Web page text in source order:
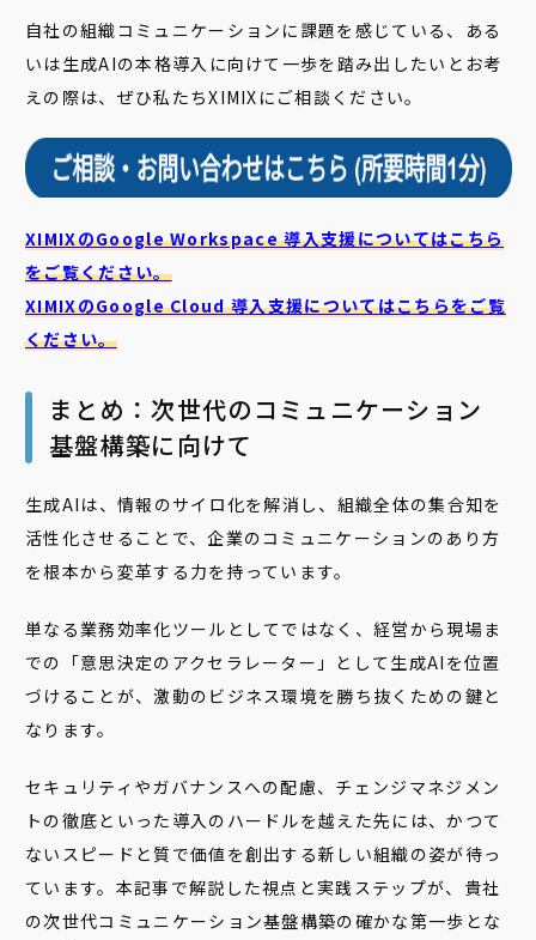
自社の組織コミュニケーションに課題を感じている、ある
いは生成AIの本格導入に向けて一歩を踏み出したいとお考
えの際は、ぜひ私たちXIMIXにご相談ください。
XIMIXのGoogle Workspace 導入支援についてはこちら
をご覧ください。
XIMIXのGoogle Cloud導入支援についてはこちらをご覧
ください。
まとめ：次世代のコミュニケーション
基盤構築に向けて
生成AIは、情報のサイロ化を解消し、組織全体の集合知を
活性化させることで、企業のコミュニケーションのあり方
を根本から変革する力を持っています。
単なる業務効率化ツールとしてではなく、経営から現場ま
での「意思決定のアクセラレーター」として生成AIを位置
づけることが、激動のビジネス環境を勝ち抜くための鍵と
なります。
セキュリティやガバナンスへの配慮、チェンジマネジメン
トの徹底といった導入のハードルを越えた先には、かつて
ないスピードと質で価値を創出する新しい組織の姿が待っ
ています。本記事で解説した視点と実践ステップが、貴社
の次世代コミュニケーション基盤構築の確かな第一歩とな